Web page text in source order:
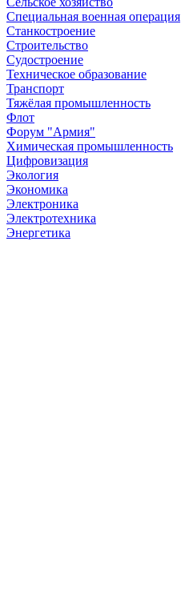
Специальная военная операция
Станкостроение
Строительство
Судостроение
Техническое образование
Транспорт
Тяжёлая промышленность
Флот
Форум "Армия"
Химическая промышленность
Цифровизация
Экология
Экономика
Электроника
Электротехника
Энергетика